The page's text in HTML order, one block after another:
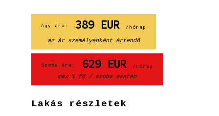
Ágy ára: 389 EUR /hónap
az ár személyenként értendő
Szoba ára: 629 EUR /hónap
max 1 fő / szoba esetén
Lakás részletek